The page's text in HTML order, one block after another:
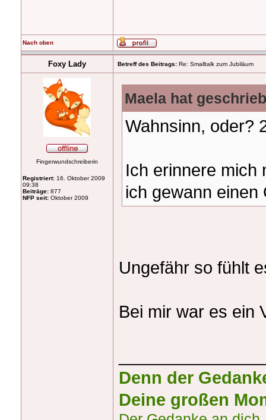
Nach oben
Foxy Lady Betreff des Beitrags: Re: Smalltalk zum Jubiläum
Fingerwundschreiberin
Registriert: 16. Oktober 2009
09:38
Beiträge: 877
NFP seit: Oktober 2009
Maela hat
Wahnsinn, oder?
Ich erinnere mich
ich gewann
Ungefähr so fühlt
Bei mir war es ein
Denn der
Deine großen